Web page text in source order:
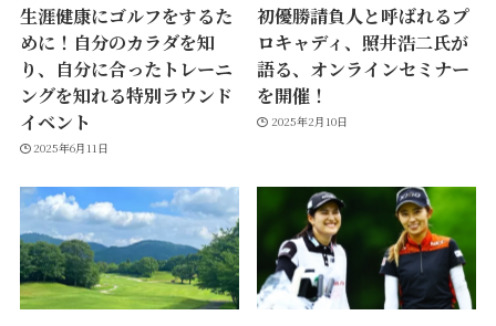
生涯健康にゴルフをするた
めに！自分のカラダを知
り、自分に合ったトレーニ
ングを知れる特別ラウンド
イベント
2025年6月11日
初優勝請負人と呼ばれるプ
ロキャディ、照井浩二氏が
語る、オンラインセミナー
を開催！
2025年2月10日